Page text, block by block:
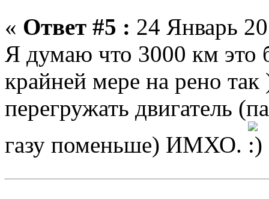
« Ответ #5 : 24 Январь
Я думаю что 3000 км это
крайней мере на рено
перегружать двигатель
газу поменьше) ИМХО.